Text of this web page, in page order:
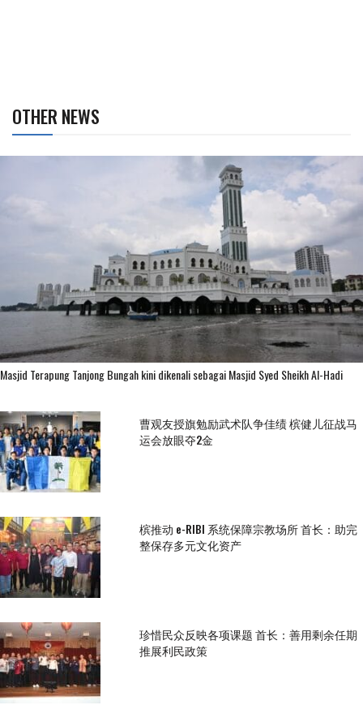
OTHER NEWS
Masjid Terapung Tanjong Bungah kini dikenali sebagai Masjid Syed Sheikh Al-Hadi
曹观友授旗勉励武术队争佳绩 槟健儿征战马
运会放眼夺2金
槟推动 e-RIBI 系统保障宗教场所 首长：助完
整保存多元文化资产
珍惜民众反映各项课题 首长：善用剩余任期
推展利民政策